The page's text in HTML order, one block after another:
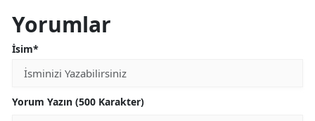
Yorumlar
İsim*
Yorum Yazın (500 Karakter)